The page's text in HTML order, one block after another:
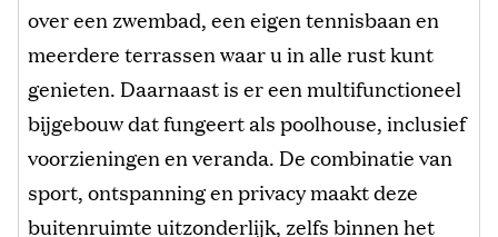
over een zwembad, een eigen tennisbaan en
meerdere terrassen waar u in alle rust kunt
genieten. Daarnaast is er een multifunctioneel
bijgebouw dat fungeert als poolhouse, inclusief
voorzieningen en veranda. De combinatie van
sport, ontspanning en privacy maakt deze
buitenruimte uitzonderlijk, zelfs binnen het